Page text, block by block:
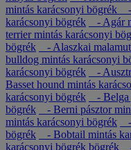
mintás karácsonyi bögrék
-
karácsonyi bögrék
- Agár
terrier mintás karácsonyi
bögrék
- Alaszkai
bulldog mintás karácsonyi
karácsonyi bögrék
-
Basset hound mintás
karácsonyi bögrék
- Belga
bögrék
- Berni pásztor
mintás karácsonyi bögrék
-
bögrék
- Bobtail mintás
karácsonyi bögrék bögrék